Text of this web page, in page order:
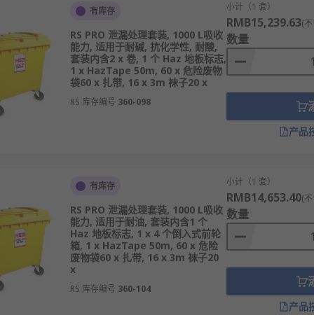
有库存
RS PRO 泄漏处理套装, 1000 L吸收
能力, 适用于耐碱, 抗化学性, 耐酸,
套装内含2 x 卷, 1 个 Haz 地板标志,
1 x HazTape 50m, 60 x 危险废物
袋60 x 扎带, 16 x 3m 袜子20 x
RS 库存编号 360-098
小计（1 套）
RMB15,239.63(
数量
产品
有库存
RS PRO 泄漏处理套装, 1000 L吸收
能力, 适用于耐油, 套装内含1 个
Haz 地板标志, 1 x 4 个倒入式前轮
箱, 1 x HazTape 50m, 60 x 危险
废物袋60 x 扎带, 16 x 3m 袜子20
x
RS 库存编号 360-104
小计（1 套）
RMB14,653.40(
数量
产品